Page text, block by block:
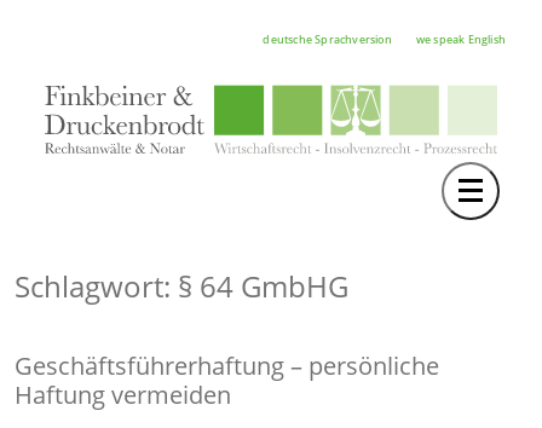
deutsche Sprachversion we speak English
Toggle
RECHTSGEBIETE
FORTBILDUNGEN
HOCHSCHULE
Schlagwort: § 64 GmbHG
Geschäftsführerhaftung – persönliche
Haftung vermeiden